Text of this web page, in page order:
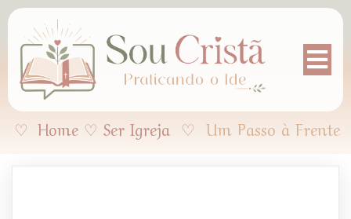
♡ Home ♡ Ser Igreja ♡ Um Passo à Frente